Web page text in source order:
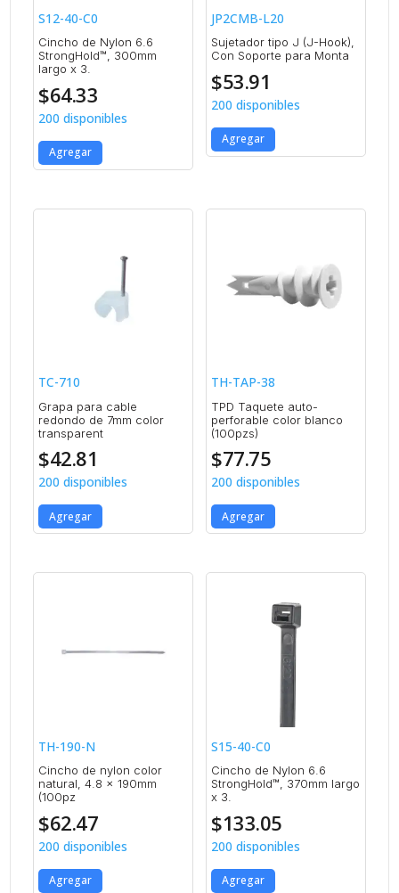
S12-40-C0
Cincho de Nylon 6.6
StrongHold™, 300mm
largo x 3.
$64.33
200 disponibles
Agregar
JP2CMB-L20
Sujetador tipo J (J-Hook),
Con Soporte para Monta
$53.91
200 disponibles
Agregar
TC-710
Grapa para cable
redondo de 7mm color
transparent
$42.81
200 disponibles
Agregar
TH-TAP-38
TPD Taquete auto-
perforable color blanco
(100pzs)
$77.75
200 disponibles
Agregar
TH-190-N
Cincho de nylon color
natural, 4.8 x 190mm
(100pz
$62.47
200 disponibles
Agregar
S15-40-C0
Cincho de Nylon 6.6
StrongHold™, 370mm largo
x 3.
$133.05
200 disponibles
Agregar